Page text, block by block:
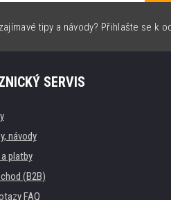
tipy a návody? Přihlašte se k
SERVIS
návody
a platby
(B2B)
FAQ